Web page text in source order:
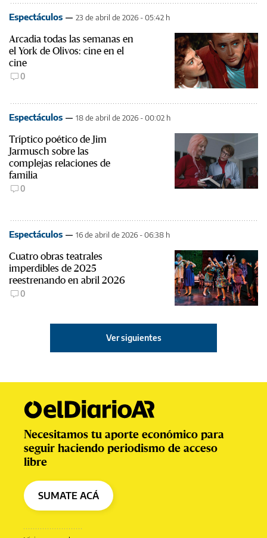
Espectáculos 23 de abril de 2026 - 05:42 h
Arcadia todas las semanas en
el York de Olivos: cine en el
cine
0
Espectáculos 18 de abril de 2026 - 00:02 h
Tríptico poético de Jim
Jarmusch sobre las
complejas relaciones de
familia
0
Espectáculos 16 de abril de 2026 - 06:38 h
Cuatro obras teatrales
imperdibles de 2025
reestrenando en abril 2026
0
Ver siguientes
Necesitamos tu aporte económico para
seguir haciendo periodismo de acceso
libre
SUMATE ACÁ